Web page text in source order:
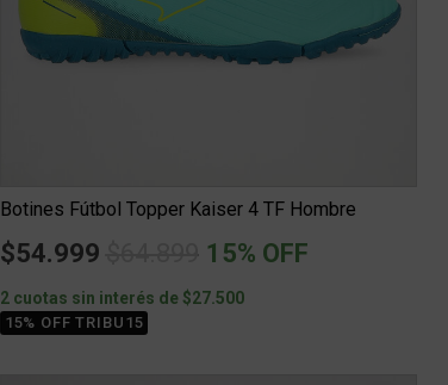
Botines Fútbol Topper Kaiser 4 TF Hombre
$54.999 Price reduced from
to
15% OFF
2 cuotas sin interés de $27.500
15% OFF TRIBU15